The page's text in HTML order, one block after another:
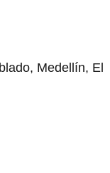
Medellín, El